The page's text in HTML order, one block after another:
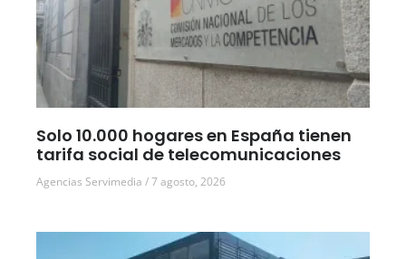
Solo 10.000 hogares en España tienen
tarifa social de telecomunicaciones
Agencias Servimedia 7 agosto, 2026